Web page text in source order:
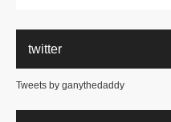
twitter
Tweets by ganythedaddy